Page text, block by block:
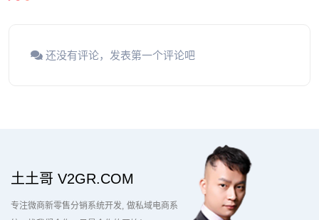
还没有评论，发表第一个评论吧
土土哥 V2GR.COM
专注微商新零售分销系统开发 做私域电商系